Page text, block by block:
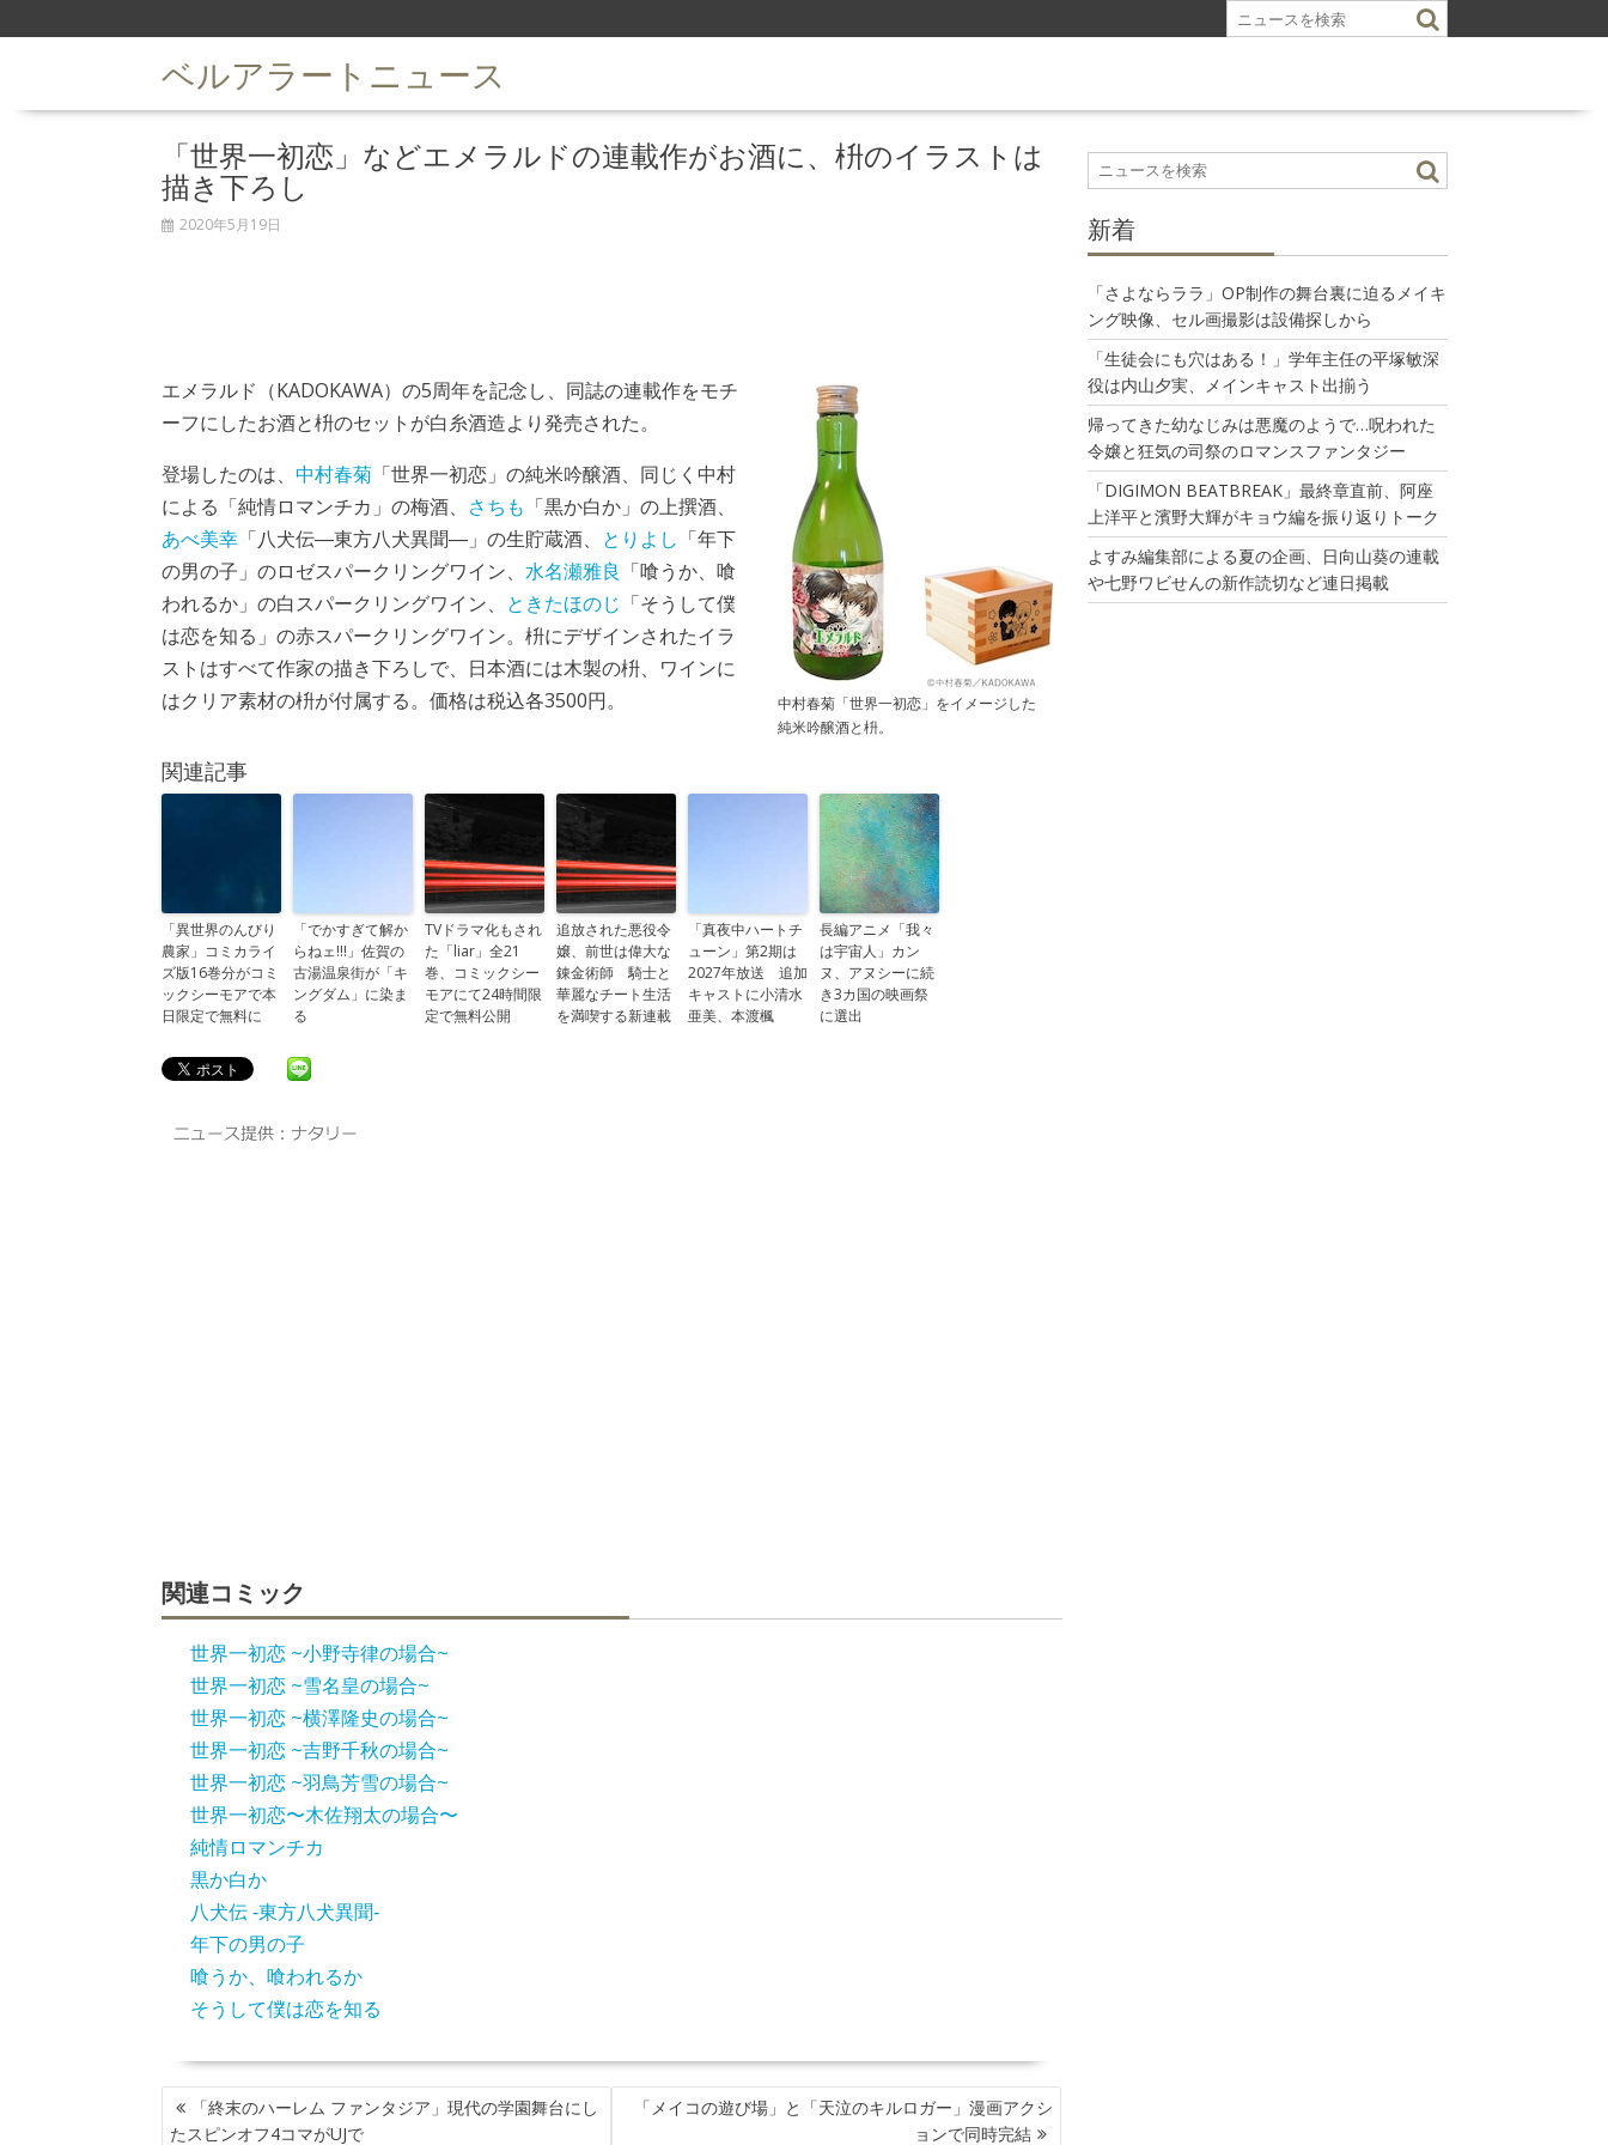
k
ベルアラートニュース
「世界一初恋」などエメラルドの連載作がお酒に、枡のイラストは
描き下ろし
2020年5月19日
中村春菊「世界一初恋」をイメージした
純米吟醸酒と枡。
エメラルド（KADOKAWA）の5周年を記念し、同誌の連載作をモチ
ーフにしたお酒と枡のセットが白糸酒造より発売された。
登場したのは、 中村春菊「世界一初恋」の純米吟醸酒、同じく中村
による「純情ロマンチカ」の梅酒、
さちも 「黒か白か」の上撰酒、
あべ美幸「八犬伝―東方八犬異聞―」の生貯蔵酒、 とりよし 「年下
の男の子」のロゼスパークリングワイン、 水名瀬雅良 「喰うか、喰
われるか」の白スパークリングワイン、
ときたほのじ 「そうして僕
は恋を知る」の赤スパークリングワイン。枡にデザインされたイラ
ストはすべて作家の描き下ろしで、日本酒には木製の枡、ワインに
はクリア素材の枡が付属する。価格は税込各3500円。
関連記事
「異世界のんびり
農家」コミカライ
ズ版16巻分がコミ
ックシーモアで本
日限定で無料に
「でかすぎて解か
らねェ!!!」佐賀の
古湯温泉街が「キ
ングダム」に染ま
る
TVドラマ化もされ
た「liar」全21
巻、コミックシー
モアにて24時間限
定で無料公開
追放された悪役令
嬢、前世は偉大な
錬金術師 騎士と
華麗なチート生活
を満喫する新連載
「真夜中ハートチ
ューン」第2期は
2027年放送 追加
キャストに小清水
亜美、本渡楓
長編アニメ「我々
は宇宙人」カン
ヌ、アヌシーに続
き3カ国の映画祭
に選出
関連コミック
世界一初恋 ~小野寺律の場合~
世界一初恋 ~雪名皇の場合~
世界一初恋 ~横澤隆史の場合~
世界一初恋 ~吉野千秋の場合~
世界一初恋 ~羽鳥芳雪の場合~
世界一初恋〜木佐翔太の場合〜
純情ロマンチカ
黒か白か
八犬伝 ‐東方八犬異聞‐
年下の男の子
喰うか、喰われるか
そうして僕は恋を知る
投
稿
「終末のハーレム ファンタジア」現代の学園舞台にし
たスピンオフ4コマがUJで
「メイコの遊び場」と「天泣のキルロガー」漫画アクシ
ョンで同時完結
新着
「さよならララ」OP制作の舞台裏に迫るメイキ
ング映像、セル画撮影は設備探しから
「生徒会にも穴はある！」学年主任の平塚敏深
役は内山夕実、メインキャスト出揃う
帰ってきた幼なじみは悪魔のようで…呪われた
令嬢と狂気の司祭のロマンスファンタジー
「DIGIMON BEATBREAK」最終章直前、阿座
上洋平と濱野大輝がキョウ編を振り返りトーク
よすみ編集部による夏の企画、日向山葵の連載
や七野ワビせんの新作読切など連日掲載